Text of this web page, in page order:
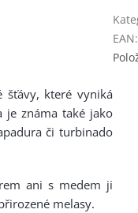
šťávy, které vyniká
je známa také jako
či turbinado
ani s medem ji
melasy.
EAN: